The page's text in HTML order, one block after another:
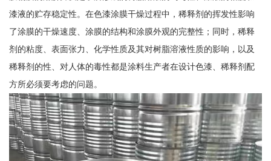
漆液的贮存稳定性。在色漆涂膜干燥过程中，稀释剂的挥发性影响
了涂膜的干燥速度、涂膜的结构和涂膜外观的完整性；同时，稀释
剂的粘度、表面张力、化学性质及其对树脂溶液性质的影响，以及
稀释剂的性、对人体的毒性都是涂料生产者在设计色漆、稀释剂配
方所必须要考虑的问题。